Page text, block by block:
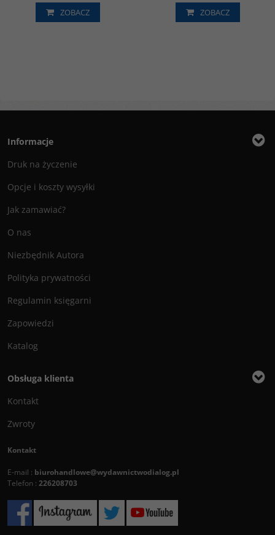
ZOBACZ ZOBACZ
Informacje
Druk na życzenie
Opcje i koszty wysyłki
Jak zamawiać?
O nas
Niezbędnik Autora
Polityka prywatności
Regulamin księgarni
Zapowiedzi
Katalog
Obsługa klienta
Kontakt
Zwroty
Kontakt
E-mail : biurohandlowe@wydawnictwodialog.pl
Telefon : 226208703